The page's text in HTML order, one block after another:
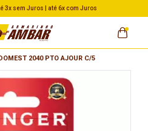
3x sem Juros | até 6x com Juros
2040 PTO AJOUR C/5